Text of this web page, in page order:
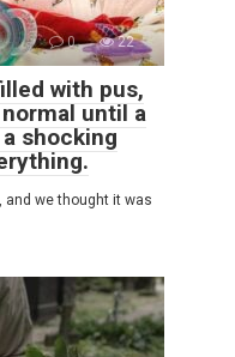
0 22
with pus,
until a
shocking
and we thought it was